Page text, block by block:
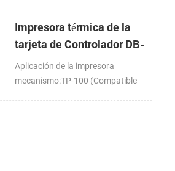
Impresora térmica de la
tarjeta de Controlador DB-
100
Aplicación de la impresora
mecanismo:TP-100 (Compatible